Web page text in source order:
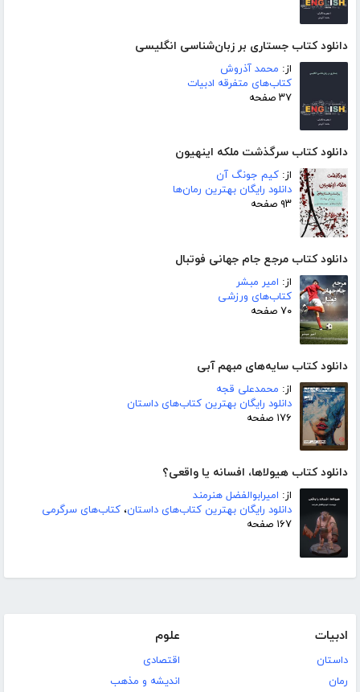
دانلود کتاب جستاری بر زبان‌شناسی انگلیسی
از: محمد آذروش
کتاب‌های متفرقه ادبیات
۳۷ صفحه
دانلود کتاب سرگذشت ملکه اینهیون
از: کیم جونگ آن
دانلود رایگان بهترین رمان‌ها
۹۳ صفحه
دانلود کتاب مرجع جام جهانی فوتبال
از: امیر مبشر
کتاب‌های ورزشی
۷۰ صفحه
دانلود کتاب سایه‌های مبهم آبی
از: محمدعلی قجه
دانلود رایگان بهترین کتاب‌های داستان
۱۷۶ صفحه
دانلود کتاب هیولاها، افسانه یا واقعی؟
از: امیرابوالفضل هنرمند
دانلود رایگان بهترین کتاب‌های داستان، کتاب‌های سرگرمی
۱۶۷ صفحه
ادبیات
داستان
رمان
علوم
اقتصادی
اندیشه و مذهب